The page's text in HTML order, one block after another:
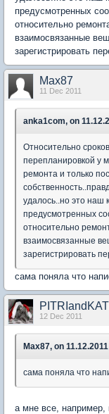
предусмотренных
относительно
взаимосвязанные
зарегистрировать
Max87
11 Dec 2011
anka1com, on
Относительно
перепланировкой у
ремонта и только
удалось..но это наш
предусмотренных
относительно
взаимосвязанные
зарегистрировать
сама поняла что
12 Dec 2011
Max87, on
сама поняла что
а мне все, например,